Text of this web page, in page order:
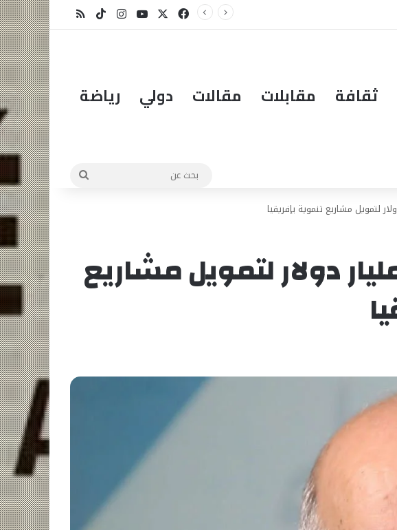
صاحبة المبادرة؟ فيسبوكيوتيوبانستقرام
‫TikTokملخص الموقع RSS
ثقافة مقابلات مقالات دولي رياضة
بحث
لتمويل مشاريع تنموية بإفريقيا
دولار لتمويل مشاريع